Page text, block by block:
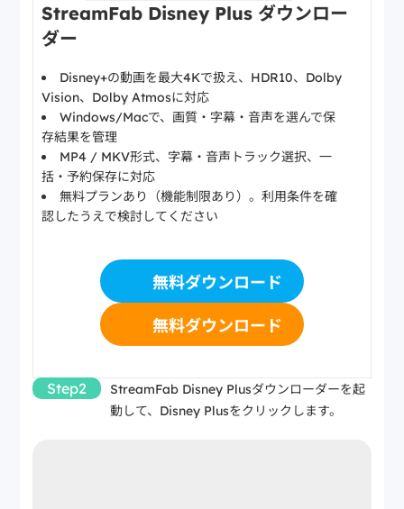
StreamFab Disney Plus ダウンロー
ダー
Disney+の動画を最大4Kで扱え、HDR10、Dolby
Vision、Dolby Atmosに対応
Windows/Macで、画質・字幕・音声を選んで保
存結果を管理
MP4 / MKV形式、字幕・音声トラック選択、一
括・予約保存に対応
無料プランあり（機能制限あり）。利用条件を確
認したうえで検討してください
無料ダウンロード
無料ダウンロード
Step2
StreamFab Disney Plusダウンローダーを起
動して、Disney Plusをクリックします。